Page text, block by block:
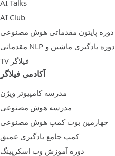
AI Talks
AI Club
دوره پایتون مقدماتی هوش مصنوعی
دوره یادگیری ماشین و NLP مقدماتی
فیلاگر TV
آکادمی فیلاگر
مدرسه کامپیوتر ویژن
مدرسه هوش مصنوعی
چهارمین بوت کمپ هوش مصنوعی
کمپ جامع یادگیری عمیق
دوره آموزش وب اسکرپینگ